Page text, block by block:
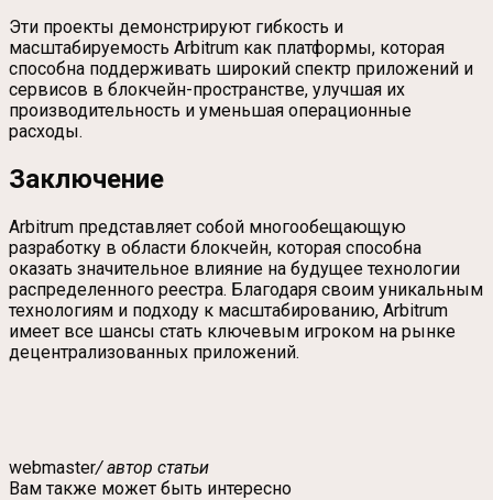
Эти проекты демонстрируют гибкость и
масштабируемость Arbitrum как платформы, которая
способна поддерживать широкий спектр приложений и
сервисов в блокчейн-пространстве, улучшая их
производительность и уменьшая операционные
расходы.
Заключение
Arbitrum представляет собой многообещающую
разработку в области блокчейн, которая способна
оказать значительное влияние на будущее технологии
распределенного реестра. Благодаря своим уникальным
технологиям и подходу к масштабированию, Arbitrum
имеет все шансы стать ключевым игроком на рынке
децентрализованных приложений.
webmaster/ автор статьи
Вам также может быть интересно